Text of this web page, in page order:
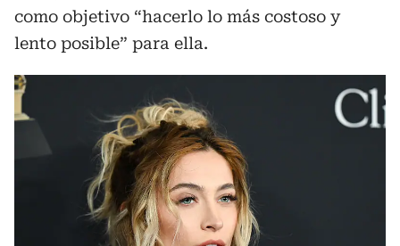
como objetivo “hacerlo lo más costoso y
lento posible” para ella.